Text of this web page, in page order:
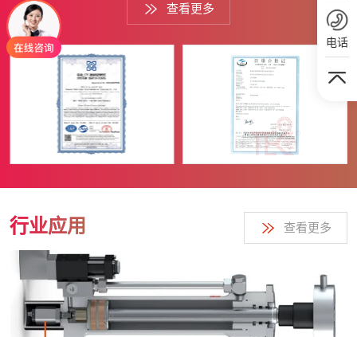
点领域，为我国位置测控关键传感元件实现了“补短板”；超声导
波检测仪，打破美国垄断，解决了长距离、大范围构件快速检测
难题，其中非轴对称管道导波及管道导波周向扫描检测技术达到
国际领先水平，成果应用到辽宁舰、高铁道岔和油气管道等领域
的安全检测；智能冶金精整装备，为“锻长板”产品，多个系...
查看更多
行业应用 查看更多
电话